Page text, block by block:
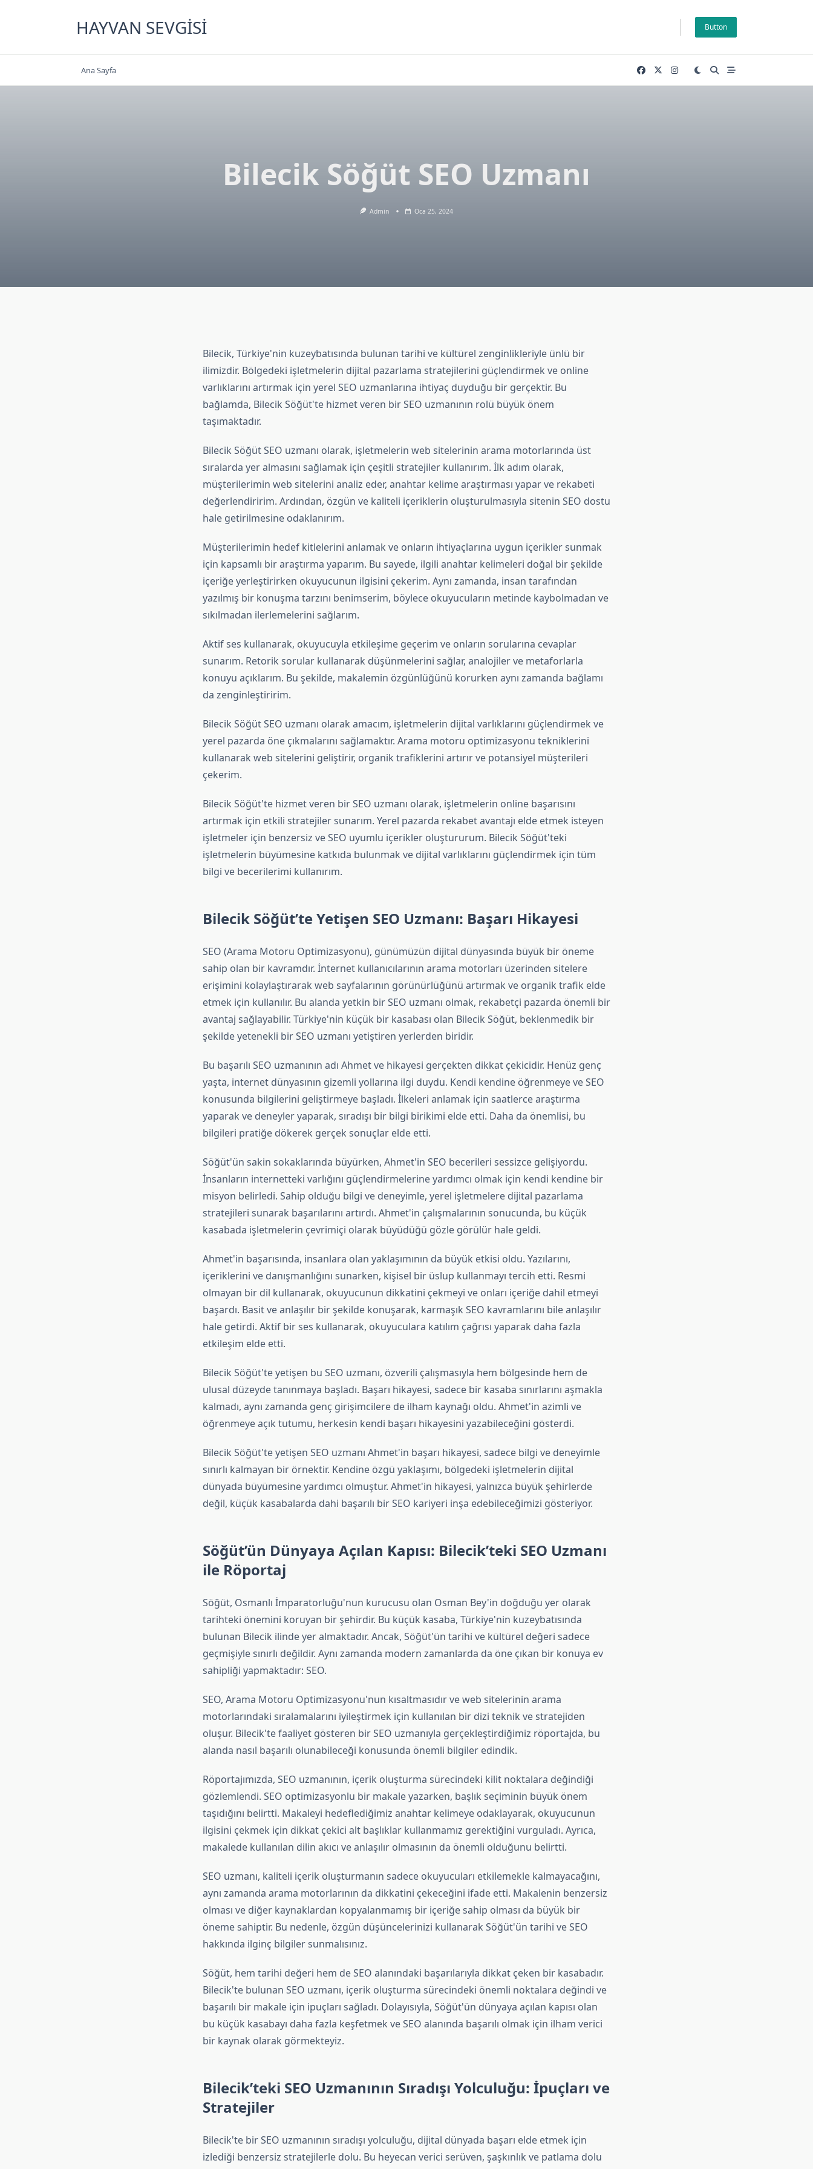
HAYVAN SEVGISI Button
Ana Sayfa
Bilecik Söğüt SEO Uzmanı
Admin Oca 25, 2024
Bilecik, Türkiye'nin kuzeybatısında bulunan tarihi ve kültürel zenginlikleriyle ünlü bir
ilimizdir. Bölgedeki işletmelerin dijital pazarlama stratejilerini güçlendirmek ve online
varlıklarını artırmak için yerel SEO uzmanlarına ihtiyaç duyduğu bir gerçektir. Bu
bağlamda, Bilecik Söğüt'te hizmet veren bir SEO uzmanının rolü büyük önem
taşımaktadır.
Bilecik Söğüt SEO uzmanı olarak, işletmelerin web sitelerinin arama motorlarında üst
sıralarda yer almasını sağlamak için çeşitli stratejiler kullanırım. İlk adım olarak,
müşterilerimin web sitelerini analiz eder, anahtar kelime araştırması yapar ve rekabeti
değerlendiririm. Ardından, özgün ve kaliteli içeriklerin oluşturulmasıyla sitenin SEO dostu
hale getirilmesine odaklanırım.
Müşterilerimin hedef kitlelerini anlamak ve onların ihtiyaçlarına uygun içerikler sunmak
için kapsamlı bir araştırma yaparım. Bu sayede, ilgili anahtar kelimeleri doğal bir şekilde
içeriğe yerleştirirken okuyucunun ilgisini çekerim. Aynı zamanda, insan tarafından
yazılmış bir konuşma tarzını benimserim, böylece okuyucuların metinde kaybolmadan ve
sıkılmadan ilerlemelerini sağlarım.
Aktif ses kullanarak, okuyucuyla etkileşime geçerim ve onların sorularına cevaplar
sunarım. Retorik sorular kullanarak düşünmelerini sağlar, analojiler ve metaforlarla
konuyu açıklarım. Bu şekilde, makalemin özgünlüğünü korurken aynı zamanda bağlamı
da zenginleştiririm.
Bilecik Söğüt SEO uzmanı olarak amacım, işletmelerin dijital varlıklarını güçlendirmek ve
yerel pazarda öne çıkmalarını sağlamaktır. Arama motoru optimizasyonu tekniklerini
kullanarak web sitelerini geliştirir, organik trafiklerini artırır ve potansiyel müşterileri
çekerim.
Bilecik Söğüt'te hizmet veren bir SEO uzmanı olarak, işletmelerin online başarısını
artırmak için etkili stratejiler sunarım. Yerel pazarda rekabet avantajı elde etmek isteyen
işletmeler için benzersiz ve SEO uyumlu içerikler oluştururum. Bilecik Söğüt'teki
işletmelerin büyümesine katkıda bulunmak ve dijital varlıklarını güçlendirmek için tüm
bilgi ve becerilerimi kullanırım.
Bilecik Söğüt’te Yetişen SEO Uzmanı: Başarı Hikayesi
SEO (Arama Motoru Optimizasyonu), günümüzün dijital dünyasında büyük bir öneme
sahip olan bir kavramdır. İnternet kullanıcılarının arama motorları üzerinden sitelere
erişimini kolaylaştırarak web sayfalarının görünürlüğünü artırmak ve organik trafik elde
etmek için kullanılır. Bu alanda yetkin bir SEO uzmanı olmak, rekabetçi pazarda önemli bir
avantaj sağlayabilir. Türkiye'nin küçük bir kasabası olan Bilecik Söğüt, beklenmedik bir
şekilde yetenekli bir SEO uzmanı yetiştiren yerlerden biridir.
Bu başarılı SEO uzmanının adı Ahmet ve hikayesi gerçekten dikkat çekicidir. Henüz genç
yaşta, internet dünyasının gizemli yollarına ilgi duydu. Kendi kendine öğrenmeye ve SEO
konusunda bilgilerini geliştirmeye başladı. İlkeleri anlamak için saatlerce araştırma
yaparak ve deneyler yaparak, sıradışı bir bilgi birikimi elde etti. Daha da önemlisi, bu
bilgileri pratiğe dökerek gerçek sonuçlar elde etti.
Söğüt'ün sakin sokaklarında büyürken, Ahmet'in SEO becerileri sessizce gelişiyordu.
İnsanların internetteki varlığını güçlendirmelerine yardımcı olmak için kendi kendine bir
misyon belirledi. Sahip olduğu bilgi ve deneyimle, yerel işletmelere dijital pazarlama
stratejileri sunarak başarılarını artırdı. Ahmet'in çalışmalarının sonucunda, bu küçük
kasabada işletmelerin çevrimiçi olarak büyüdüğü gözle görülür hale geldi.
Ahmet'in başarısında, insanlara olan yaklaşımının da büyük etkisi oldu. Yazılarını,
içeriklerini ve danışmanlığını sunarken, kişisel bir üslup kullanmayı tercih etti. Resmi
olmayan bir dil kullanarak, okuyucunun dikkatini çekmeyi ve onları içeriğe dahil etmeyi
başardı. Basit ve anlaşılır bir şekilde konuşarak, karmaşık SEO kavramlarını bile anlaşılır
hale getirdi. Aktif bir ses kullanarak, okuyuculara katılım çağrısı yaparak daha fazla
etkileşim elde etti.
Bilecik Söğüt'te yetişen bu SEO uzmanı, özverili çalışmasıyla hem bölgesinde hem de
ulusal düzeyde tanınmaya başladı. Başarı hikayesi, sadece bir kasaba sınırlarını aşmakla
kalmadı, aynı zamanda genç girişimcilere de ilham kaynağı oldu. Ahmet'in azimli ve
öğrenmeye açık tutumu, herkesin kendi başarı hikayesini yazabileceğini gösterdi.
Bilecik Söğüt'te yetişen SEO uzmanı Ahmet'in başarı hikayesi, sadece bilgi ve deneyimle
sınırlı kalmayan bir örnektir. Kendine özgü yaklaşımı, bölgedeki işletmelerin dijital
dünyada büyümesine yardımcı olmuştur. Ahmet'in hikayesi, yalnızca büyük şehirlerde
değil, küçük kasabalarda dahi başarılı bir SEO kariyeri inşa edebileceğimizi gösteriyor.
Söğüt’ün Dünyaya Açılan Kapısı: Bilecik’teki SEO Uzmanı
ile Röportaj
Söğüt, Osmanlı İmparatorluğu'nun kurucusu olan Osman Bey'in doğduğu yer olarak
tarihteki önemini koruyan bir şehirdir. Bu küçük kasaba, Türkiye'nin kuzeybatısında
bulunan Bilecik ilinde yer almaktadır. Ancak, Söğüt'ün tarihi ve kültürel değeri sadece
geçmişiyle sınırlı değildir. Aynı zamanda modern zamanlarda da öne çıkan bir konuya ev
sahipliği yapmaktadır: SEO.
SEO, Arama Motoru Optimizasyonu'nun kısaltmasıdır ve web sitelerinin arama
motorlarındaki sıralamalarını iyileştirmek için kullanılan bir dizi teknik ve stratejiden
oluşur. Bilecik'te faaliyet gösteren bir SEO uzmanıyla gerçekleştirdiğimiz röportajda, bu
alanda nasıl başarılı olunabileceği konusunda önemli bilgiler edindik.
Röportajımızda, SEO uzmanının, içerik oluşturma sürecindeki kilit noktalara değindiği
gözlemlendi. SEO optimizasyonlu bir makale yazarken, başlık seçiminin büyük önem
taşıdığını belirtti. Makaleyi hedeflediğimiz anahtar kelimeye odaklayarak, okuyucunun
ilgisini çekmek için dikkat çekici alt başlıklar kullanmamız gerektiğini vurguladı. Ayrıca,
makalede kullanılan dilin akıcı ve anlaşılır olmasının da önemli olduğunu belirtti.
SEO uzmanı, kaliteli içerik oluşturmanın sadece okuyucuları etkilemekle kalmayacağını,
aynı zamanda arama motorlarının da dikkatini çekeceğini ifade etti. Makalenin benzersiz
olması ve diğer kaynaklardan kopyalanmamış bir içeriğe sahip olması da büyük bir
öneme sahiptir. Bu nedenle, özgün düşüncelerinizi kullanarak Söğüt'ün tarihi ve SEO
hakkında ilginç bilgiler sunmalısınız.
Söğüt, hem tarihi değeri hem de SEO alanındaki başarılarıyla dikkat çeken bir kasabadır.
Bilecik'te bulunan SEO uzmanı, içerik oluşturma sürecindeki önemli noktalara değindi ve
başarılı bir makale için ipuçları sağladı. Dolayısıyla, Söğüt'ün dünyaya açılan kapısı olan
bu küçük kasabayı daha fazla keşfetmek ve SEO alanında başarılı olmak için ilham verici
bir kaynak olarak görmekteyiz.
Bilecik’teki SEO Uzmanının Sıradışı Yolculuğu: İpuçları ve
Stratejiler
Bilecik'te bir SEO uzmanının sıradışı yolculuğu, dijital dünyada başarı elde etmek için
izlediği benzersiz stratejilerle dolu. Bu heyecan verici serüven, şaşkınlık ve patlama dolu